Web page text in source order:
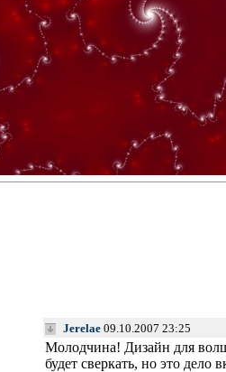
Jerelae 09.10.2007 23:25
Молодчина! Дизайн для
будет сверкать, но это дело